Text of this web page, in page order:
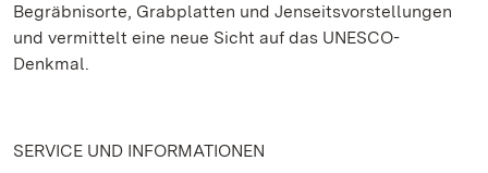
Begräbnisorte, Grabplatten und Jenseitsvorstellungen
und vermittelt eine neue Sicht auf das UNESCO-
Denkmal.
SERVICE UND INFORMATIONEN